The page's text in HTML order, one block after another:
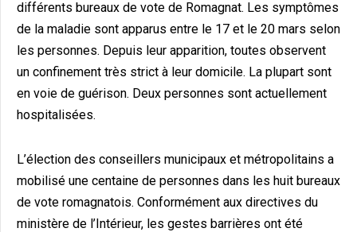
différents bureaux de vote de Romagnat. Les symptômes
de la maladie sont apparus entre le 17 et le 20 mars selon
les personnes. Depuis leur apparition, toutes observent
un confinement très strict à leur domicile. La plupart sont
en voie de guérison. Deux personnes sont actuellement
hospitalisées.
L’élection des conseillers municipaux et métropolitains a
mobilisé une centaine de personnes dans les huit bureaux
de vote romagnatois. Conformément aux directives du
ministère de l’Intérieur, les gestes barrières ont été